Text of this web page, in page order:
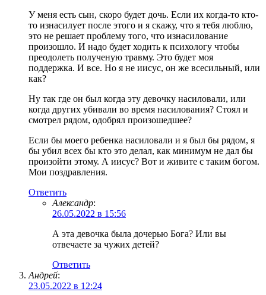
У меня есть сын, скоро будет дочь. Если их когда-то кто-
то изнасилует после этого и я скажу, что я тебя люблю,
это не решает проблему того, что изнасилование
произошло. И надо будет ходить к психологу чтобы
преодолеть полученую травму. Это будет моя
поддержка. И все. Но я не иисус, он же всесильный, или
как?
Ну так где он был когда эту девочку насиловали, или
когда других убивали во время насилования? Стоял и
смотрел рядом, одобрял произошедшее?
Если бы моего ребенка насиловали и я был бы рядом, я
бы убил всех бы кто это делал, как минимум не дал бы
произойти этому. А иисус? Вот и живите с таким богом.
Мои поздравления.
Ответить
Александр:
26.05.2022 в 15:56
А эта девочка была дочерью Бога? Или вы
отвечаете за чужих детей?
Ответить
Андрей:
23.05.2022 в 12:24